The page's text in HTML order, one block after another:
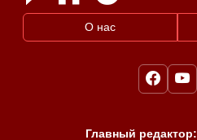
О нас
Главный редактор: